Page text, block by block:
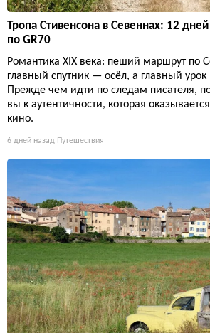
Тропа Стивенсона в Севеннах: 12
по GR70
Романтика XIX века: пеший маршрут по
главный спутник — осёл, а главный
Прежде чем идти по следам писателя,
вы к аутентичности, которая
кино.
6 дней назад Путешествия